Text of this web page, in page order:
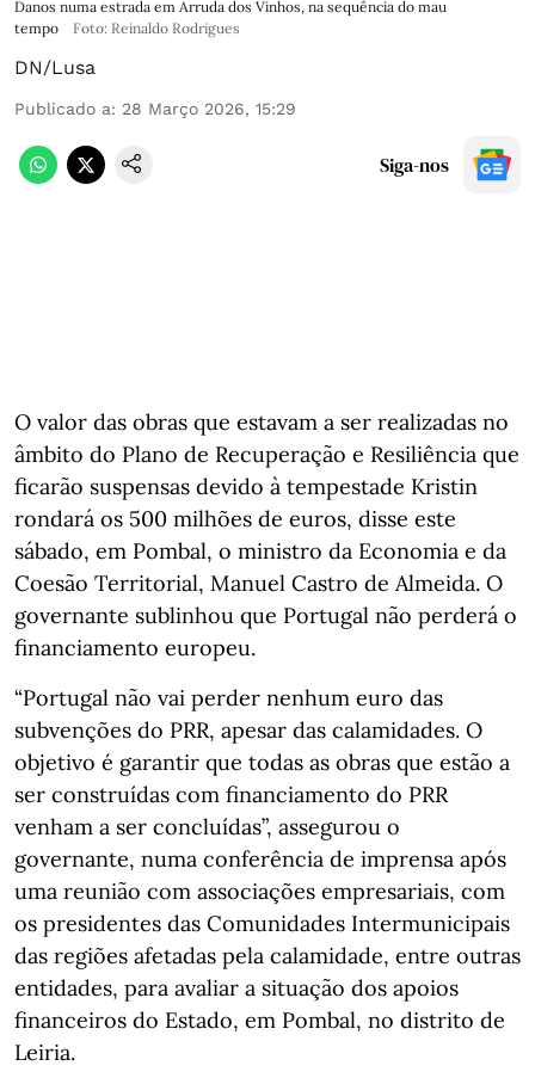
Danos numa estrada em Arruda dos Vinhos, na sequência do mau
tempo
Foto: Reinaldo Rodrigues
DN/Lusa
Publicado a: 28 Março 2026, 15:29
Siga-nos
O valor das obras que estavam a ser realizadas no
âmbito do Plano de Recuperação e Resiliência que
ficarão suspensas devido à tempestade Kristin
rondará os 500 milhões de euros, disse este
sábado, em Pombal, o ministro da Economia e da
Coesão Territorial, Manuel Castro de Almeida. O
governante sublinhou que Portugal não perderá o
financiamento europeu.
“Portugal não vai perder nenhum euro das
subvenções do PRR, apesar das calamidades. O
objetivo é garantir que todas as obras que estão a
ser construídas com financiamento do PRR
venham a ser concluídas”, assegurou o
governante, numa conferência de imprensa após
uma reunião com associações empresariais, com
os presidentes das Comunidades Intermunicipais
das regiões afetadas pela calamidade, entre outras
entidades, para avaliar a situação dos apoios
financeiros do Estado, em Pombal, no distrito de
Leiria.